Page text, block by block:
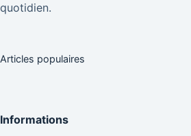
quotidien.
Articles populaires
Informations